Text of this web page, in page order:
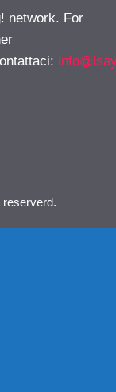
network. For
:
reserverd.